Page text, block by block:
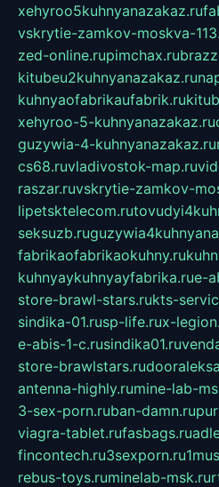
xehyroo5kuhnyanazakaz.ru
vskrytie-zamkov-moskva-
zed-online.rupimchax.ru
kitubeu2kuhnyanazakaz.ru
kuhnyaofabrikaufabrik.ru
xehyroo-5-kuhnyanazakaz.ru
guzywia-4-kuhnyanazakaz.ru
cs68.ruvladivostok-map.ru
raszar.ruvskrytie-zamkov-
lipetsktelecom.ru
seksuzb.ru
fabrikaofabrikaokuhny.ru
kuhnyaykuhnyayfabrika.rue-
store-brawl-stars.rukts-
sindika-01.rusp-life.rux-
e-abis-1-c.rusindika01.ru
store-brawlstars.ru
antenna-highly.rumine-lab-
3-sex-porn.ruban-damn.ru
viagra-tablet.rufasbags.ru
fincontech.ru3sexporn.ru
rebus-toys.ruminelab-msk.ru